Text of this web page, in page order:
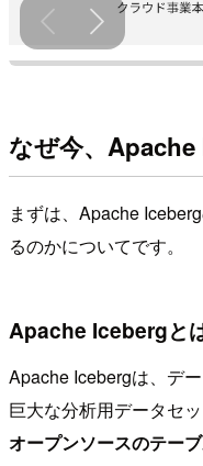
なぜ今、
まずは、Apache
るのかについてです。
Apache Icebergと
Apache Icebergは、デ
巨大な分析用データセ
オープンソースのテー